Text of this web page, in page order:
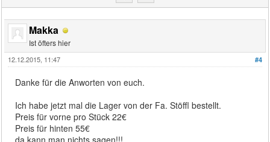
Makka
Ist öfters hier
#4
12.12.2015, 11:47
Danke für die Anworten von euch.
Ich habe jetzt mal die Lager von der Fa. Stöffl bestellt.
Preis für vorne pro Stück 22€
Preis für hinten 55€
da kann man nichts sagen!!!